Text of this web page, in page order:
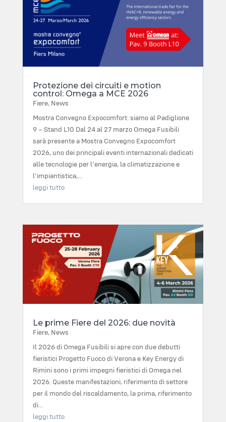
Protezione dei circuiti e motion
control: Omega a MCE 2026
Fiere, News
Mostra Convegno Expocomfort: siamo al Padiglione
9 – Stand L10 Dal 24 al 27 marzo Omega Fusibili
sarà presente a Mostra Convegno Expocomfort
2026, uno dei principali eventi internazionali dedicati
alle tecnologie per l’energia, la climatizzazione e
l’impiantistica,...
leggi tutto
Le prime Fiere del 2026: due novità
Fiere, News
Il 2026 di Omega Fusibili si apre con due debutti
fieristici Progetto Fuoco di Verona e Key Energy di
Rimini sono i primi impegni fieristici di Omega nel
2026. Queste manifestazioni, riferimento di settore
per il mondo del riscaldamento, la prima, riferimento
di...
leggi tutto